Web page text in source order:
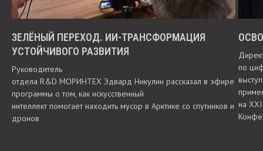
ЗЕЛЁНЫЙ ПЕРЕХОД. ИИ-ТРАНСФОРМАЦИЯ
УСТОЙЧИВОГО РАЗВИТИЯ
Руководитель
отдела R&D МОРИНТЕХ Эдвард Никулин рассказал в эфире
программы о том, как искусственный
интеллект помогает находить мусор в Арктике со спутников и
дронов
по
на